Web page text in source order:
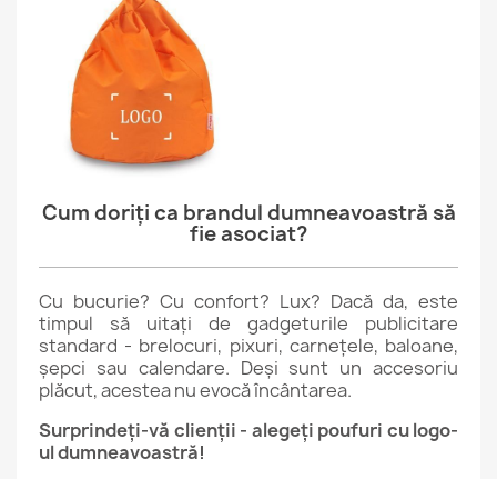
Cum doriți ca brandul dumneavoastră să
fie asociat?
Cu bucurie? Cu confort? Lux? Dacă da, este
timpul să uitați de gadgeturile publicitare
standard - brelocuri, pixuri, carnețele, baloane,
șepci sau calendare. Deși sunt un accesoriu
plăcut, acestea nu evocă încântarea.
Surprindeți-vă clienții - alegeți poufuri cu logo-
ul dumneavoastră!